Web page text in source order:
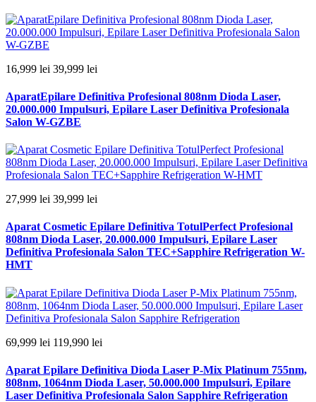
16,999 lei 39,999 lei
AparatEpilare Definitiva Profesional 808nm Dioda Laser,
20.000.000 Impulsuri, Epilare Laser Definitiva Profesionala
Salon W-GZBE
27,999 lei 39,999 lei
Aparat Cosmetic Epilare Definitiva TotulPerfect Profesional
808nm Dioda Laser, 20.000.000 Impulsuri, Epilare Laser
Definitiva Profesionala Salon TEC+Sapphire Refrigeration W-
HMT
69,999 lei 119,990 lei
Aparat Epilare Definitiva Dioda Laser P-Mix Platinum 755nm,
808nm, 1064nm Dioda Laser, 50.000.000 Impulsuri, Epilare
Laser Definitiva Profesionala Salon Sapphire Refrigeration